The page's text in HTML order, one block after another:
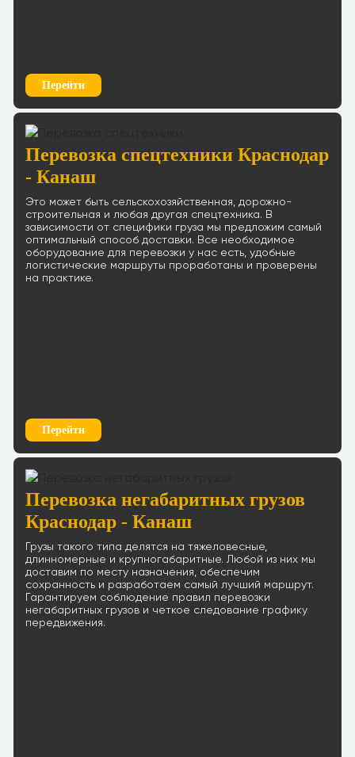
Перейти
Перевозка спецтехники Краснодар
- Канаш
Это может быть сельскохозяйственная, дорожно-
строительная и любая другая спецтехника. В
зависимости от специфики груза мы предложим самый
оптимальный способ доставки. Все необходимое
оборудование для перевозки у нас есть, удобные
логистические маршруты проработаны и проверены
на практике.
Перейти
Перевозка негабаритных грузов
Краснодар - Канаш
Грузы такого типа делятся на тяжеловесные,
длинномерные и крупногабаритные. Любой из них мы
доставим по месту назначения, обеспечим
сохранность и разработаем самый лучший маршрут.
Гарантируем соблюдение правил перевозки
негабаритных грузов и четкое следование графику
передвижения.